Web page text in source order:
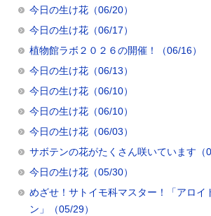
今日の生け花（06/20）
今日の生け花（06/17）
植物館ラボ２０２６の開催！（06/16）
今日の生け花（06/13）
今日の生け花（06/10）
今日の生け花（06/10）
今日の生け花（06/03）
サボテンの花がたくさん咲いています（
今日の生け花（05/30）
めざせ！サトイモ科マスター！「アロイ
ン」（05/29）